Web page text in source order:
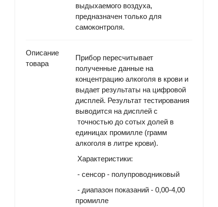
выдыхаемого воздуха,
предназначен только для
самоконтроля.
Описание
товара
Прибор пересчитывает
полученные данные на
концентрацию алкоголя в крови и
выдает результаты на цифровой
дисплей. Результат тестирования
выводится на дисплей с
точностью до сотых долей в
единицах промилле (грамм
алкоголя в литре крови).
Характеристики:
- сенсор - полупроводниковый
- диапазон показаний - 0,00-4,00
промилле